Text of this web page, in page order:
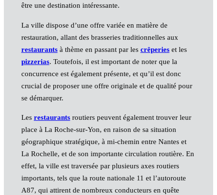
être une destination intéressante.
La ville dispose d’une offre variée en matière de
restauration, allant des brasseries traditionnelles aux
restaurantsà thème en passant par les crêperieset les
pizzerias. Toutefois, il est important de noter que la
concurrence est également présente, et qu’il est donc
crucial de proposer une offre originale et de qualité pour
se démarquer.
Les restaurantsroutiers peuvent également trouver leur
place à La Roche-sur-Yon, en raison de sa situation
géographique stratégique, à mi-chemin entre Nantes et
La Rochelle, et de son importante circulation routière. En
effet, la ville est traversée par plusieurs axes routiers
importants, tels que la route nationale 11 et l’autoroute
A87, qui attirent de nombreux conducteurs en quête